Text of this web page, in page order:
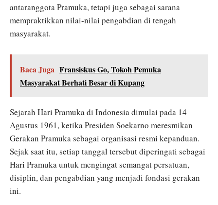
antaranggota Pramuka, tetapi juga sebagai sarana
mempraktikkan nilai-nilai pengabdian di tengah
masyarakat.
Baca Juga Fransiskus Go, Tokoh Pemuka
Masyarakat Berhati Besar di Kupang
Sejarah Hari Pramuka di Indonesia dimulai pada 14
Agustus 1961, ketika Presiden Soekarno meresmikan
Gerakan Pramuka sebagai organisasi resmi kepanduan.
Sejak saat itu, setiap tanggal tersebut diperingati sebagai
Hari Pramuka untuk mengingat semangat persatuan,
disiplin, dan pengabdian yang menjadi fondasi gerakan
ini.